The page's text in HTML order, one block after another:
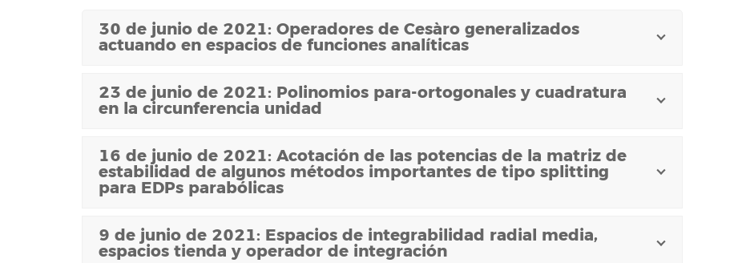
30 de junio de 2021: Operadores de Cesàro generalizados
actuando en espacios de funciones analíticas
23 de junio de 2021: Polinomios para-ortogonales y cuadratura
en la circunferencia unidad
16 de junio de 2021: Acotación de las potencias de la matriz de
estabilidad de algunos métodos importantes de tipo splitting
para EDPs parabólicas
9 de junio de 2021: Espacios de integrabilidad radial media,
espacios tienda y operador de integración